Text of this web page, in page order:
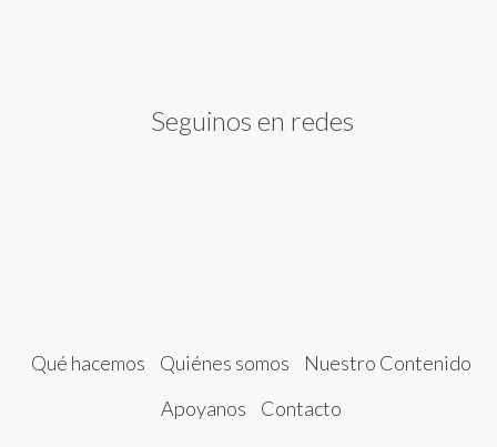
Seguinos en redes
Qué hacemos Quiénes somos
Nuestro Contenido
Apoyanos
Contacto